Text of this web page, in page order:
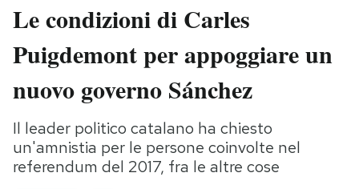
Italia
Politica
Tecnologia
Scienza
Cultura
Moda
Consumismi
Storie/Idee
Media
Europa
Le condizioni di Carles
Puigdemont per appoggiare un
nuovo governo Sánchez
Il leader politico catalano ha chiesto
un'amnistia per le persone coinvolte nel
referendum del 2017, fra le altre cose